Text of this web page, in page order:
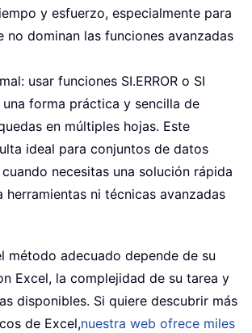
y esfuerzo, especialmente para
no dominan las funciones avanzadas
usar funciones SI.ERROR o SI
una forma práctica y sencilla de
en múltiples hojas. Este
ideal para conjuntos de datos
necesitas una solución rápida
herramientas ni técnicas avanzadas
método adecuado depende de su
Excel, la complejidad de su tarea y
disponibles. Si quiere descubrir más
de Excel,nuestra web ofrece miles